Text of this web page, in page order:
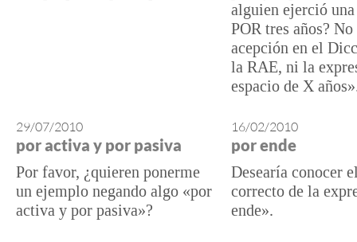
alguien ejerció
POR tres años? No
acepción en el
la RAE, ni la
espacio de X
29/07/2010
por activa y por pasiva
Por favor, ¿quieren ponerme
un ejemplo negando algo «por
activa y por pasiva»?
16/02/2010
por ende
Desearía conocer
correcto de la
ende».